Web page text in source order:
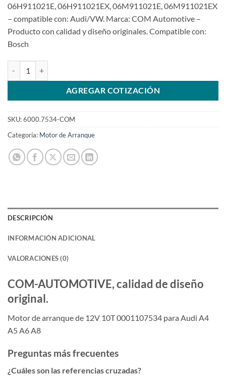
06H911021E, 06H911021EX, 06M911021E, 06M911021EX
– compatible con: Audi/VW. Marca: COM Automotive –
Producto con calidad y diseño originales. Compatible con:
Bosch
AGREGAR COTIZACIÓN
SKU:6000.7534-COM
Categoría: Motor de Arranque
DESCRIPCIÓN
INFORMACIÓN ADICIONAL
VALORACIONES (0)
COM-AUTOMOTIVE, calidad de diseño
original.
Motor de arranque de 12V 10T 0001107534 para Audi A4
A5 A6 A8
Preguntas más frecuentes
¿Cuáles son las referencias cruzadas?